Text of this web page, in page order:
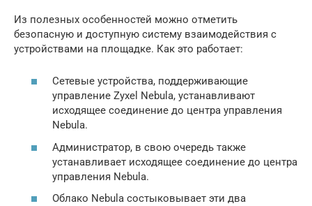
Из полезных особенностей можно отметить
безопасную и доступную систему взаимодействия с
устройствами на площадке. Как это работает:
Сетевые устройства, поддерживающие
управление Zyxel Nebula, устанавливают
исходящее соединение до центра управления
Nebula.
Администратор, в свою очередь также
устанавливает исходящее соединение до центра
управления Nebula.
Облако Nebula состыковывает эти два